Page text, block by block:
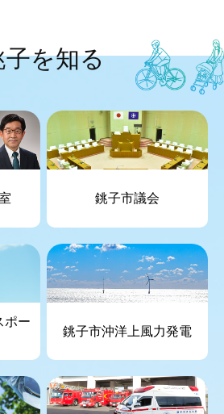
子を知る
銚子市議会
ポー
銚子市沖洋上風力発電